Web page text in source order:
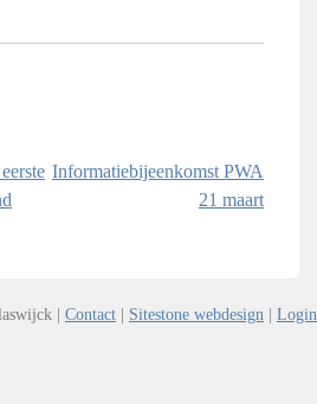
Informatiebijeenkomst PWA
21 maart
| Contact | Sitestone webdesign | Login